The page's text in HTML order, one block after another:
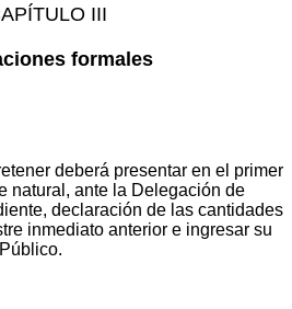
III
formales
deberá presentar en el primer
natural, ante la Delegación de
declaración de las cantidades
inmediato anterior e ingresar su